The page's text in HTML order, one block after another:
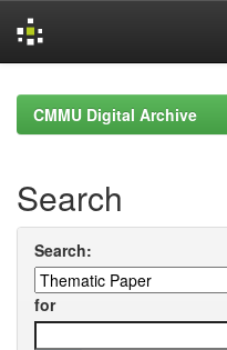
navigationCMMU Digital Archive
Search
Search:
for